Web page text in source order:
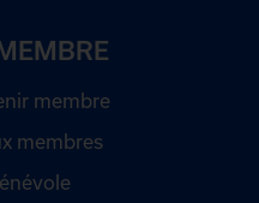
membre
membres